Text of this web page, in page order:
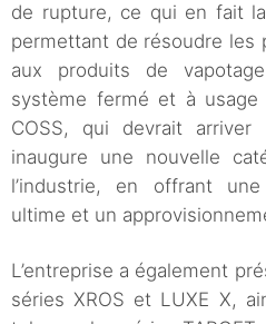
de rupture, ce qui en fait
permettant de résoudre les
aux produits de
système fermé et à usage
COSS, qui devrait
inaugure une nouvelle
l’industrie, en offrant une
ultime et un
L’entreprise a également
séries XROS et LUXE X,